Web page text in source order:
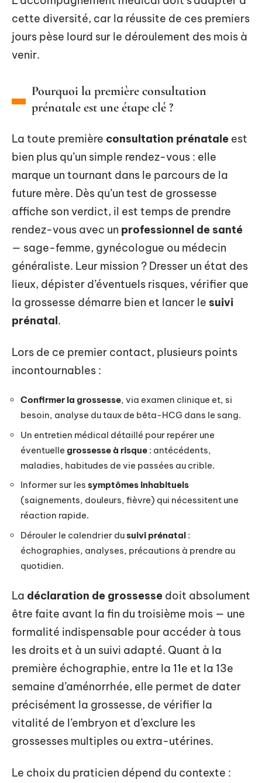
cette diversité, car la réussite de ces premiers
jours pèse lourd sur le déroulement des mois à
venir.
Pourquoi la première consultation
prénatale est une étape clé ?
La toute première consultation prénatale est
bien plus qu’un simple rendez-vous : elle
marque un tournant dans le parcours de la
future mère. Dès qu’un test de grossesse
affiche son verdict, il est temps de prendre
rendez-vous avec un professionnel de santé
— sage-femme, gynécologue ou médecin
généraliste. Leur mission ? Dresser un état des
lieux, dépister d’éventuels risques, vérifier que
la grossesse démarre bien et lancer le suivi
prénatal.
Lors de ce premier contact, plusieurs points
incontournables :
Confirmer la grossesse, via examen clinique et, si
besoin, analyse du taux de bêta-HCG dans le sang.
Un entretien médical détaillé pour repérer une
éventuelle grossesse à risque : antécédents,
maladies, habitudes de vie passées au crible.
Informer sur les symptômes inhabituels
(saignements, douleurs, fièvre) qui nécessitent une
réaction rapide.
Dérouler le calendrier dusuivi prénatal :
échographies, analyses, précautions à prendre au
quotidien.
La déclaration de grossesse doit absolument
être faite avant la fin du troisième mois — une
formalité indispensable pour accéder à tous
les droits et à un suivi adapté. Quant à la
première échographie, entre la 11e et la 13e
semaine d’aménorrhée, elle permet de dater
précisément la grossesse, de vérifier la
vitalité de l’embryon et d’exclure les
grossesses multiples ou extra-utérines.
Le choix du praticien dépend du contexte :